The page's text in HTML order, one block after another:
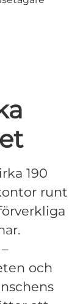
190
runt
och